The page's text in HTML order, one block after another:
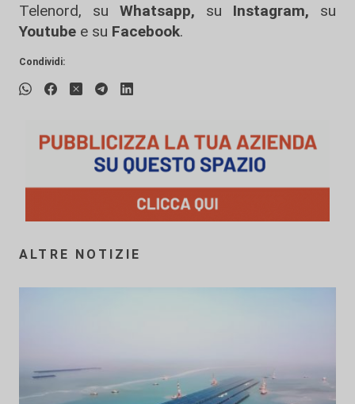
Telenord, su
Whatsapp, su Instagram, su
Youtube e su Facebook.
Condividi:
ALTRE NOTIZIE